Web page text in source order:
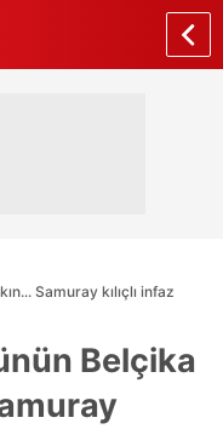
Samuray kılıçlı infaz
Belçika